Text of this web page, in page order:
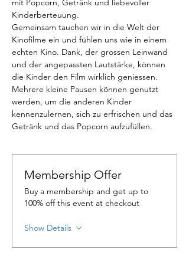
mit Popcorn, Getränk und liebevoller
Kinderberteuung.
Gemeinsam tauchen wir in die Welt der
Kinofilme ein und fühlen uns wie in einem
echten Kino. Dank, der grossen Leinwand
und der angepassten Lautstärke, können
die Kinder den Film wirklich geniessen.
Mehrere kleine Pausen können genutzt
werden, um die anderen Kinder
kennenzulernen, sich zu erfrischen und das
Getränk und das Popcorn aufzufüllen.
Membership Offer
Buy a membership and get up to
100% off this event at checkout
Show Details